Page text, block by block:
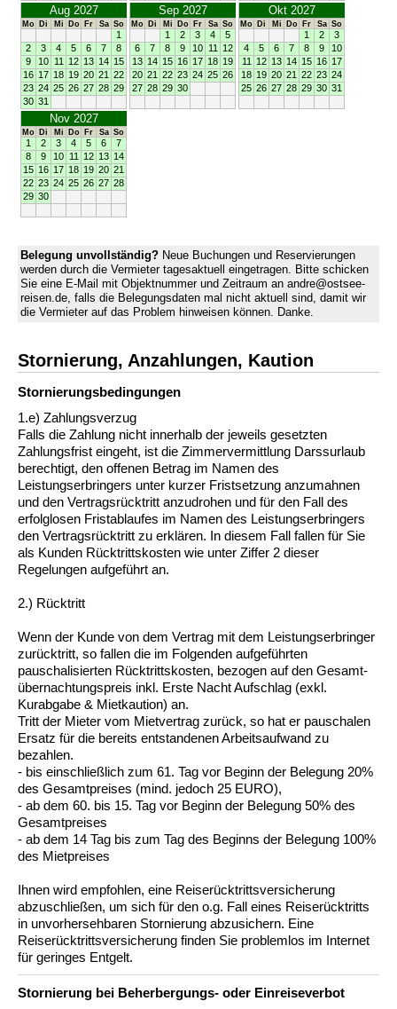
Aug 2027
Mo Di Mi Do Fr Sa So
1
2
3 4 5 6 7
8
9
10 11 12 13 14 15
16 17 18 19 20 21 22
23 24 25 26 27 28 29
30 31
Sep 2027
Mo Di Mi Do Fr Sa So
1 2 3 4
5
6
7 8 9 10 11
12
13 14 15 16 17 18 19
20 21 22 23 24 25 26
27 28 29 30
Okt 2027
Mo Di Mi Do Fr Sa So
1 2
3
4
5 6 7 8 9
10
11
12 13 14 15 16 17
18 19 20 21 22 23 24
25 26 27 28 29 30 31
Nov 2027
Mo Di Mi Do Fr Sa So
1 2 3 4 5 6
7
8
9 10 11 12 13 14
15 16 17 18 19 20 21
22 23 24 25 26 27 28
29 30
Belegung unvollständig? Neue Buchungen und Reservierungen
werden durch die Vermieter tagesaktuell eingetragen. Bitte schicken
Sie eine E-Mail mit Objektnummer und Zeitraum an andre@ostsee-
reisen.de, falls die Belegungsdaten mal nicht aktuell sind, damit wir
die Vermieter auf das Problem hinweisen können. Danke.
Stornierung, Anzahlungen, Kaution
Stornierungs­bedingungen
1.e) Zahlungsverzug
Falls die Zahlung nicht innerhalb der jeweils gesetzten
Zahlungsfrist eingeht, ist die Zimmervermittlung Darssurlaub
berechtigt, den offenen Betrag im Namen des
Leistungserbringers unter kurzer Fristsetzung anzumahnen
und den Vertragsrücktritt anzudrohen und für den Fall des
erfolglosen Fristablaufes im Namen des Leistungserbringers
den Vertragsrücktritt zu erklären. In diesem Fall fallen für Sie
als Kunden Rücktrittskosten wie unter Ziffer 2 dieser
Regelungen aufgeführt an.
2.) Rücktritt
Wenn der Kunde von dem Vertrag mit dem Leistungserbringer
zurücktritt, so fallen die im Folgenden aufgeführten
pauschalisierten Rücktrittskosten, bezogen auf den Gesamt-
übernachtungspreis inkl. Erste Nacht Aufschlag (exkl.
Kurabgabe & Mietkaution) an.
Tritt der Mieter vom Mietvertrag zurück, so hat er pauschalen
Ersatz für die bereits entstandenen Arbeitsaufwand zu
bezahlen.
- bis einschließlich zum 61. Tag vor Beginn der Belegung 20%
des Gesamtpreises (mind. jedoch 25 EURO),
- ab dem 60. bis 15. Tag vor Beginn der Belegung 50% des
Gesamtpreises
- ab dem 14 Tag bis zum Tag des Beginns der Belegung 100%
des Mietpreises
Ihnen wird empfohlen, eine Reiserücktrittsversicherung
abzuschließen, um sich für den o.g. Fall eines Reiserücktritts
in unvorhersehbaren Stornierung abzusichern. Eine
Reiserücktrittsversicherung finden Sie problemlos im Internet
für geringes Entgelt.
Stornierung bei Beherbergungs- oder Einreiseverbot